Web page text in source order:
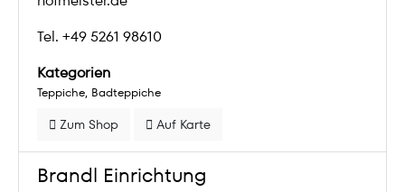
Tel. +49 5261 98610
Kategorien
Teppiche Badteppiche
Zum Shop Auf Karte
Brandl Einrichtung